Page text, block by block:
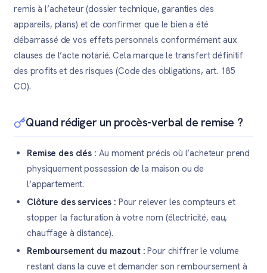
remis à l’acheteur (dossier technique, garanties des
appareils, plans) et de confirmer que le bien a été
débarrassé de vos effets personnels conformément aux
clauses de l’acte notarié. Cela marque le transfert définitif
des profits et des risques (Code des obligations, art. 185
CO).
Quand rédiger un procès-verbal de remise ?
Remise des clés : Au moment précis où l’acheteur prend
physiquement possession de la maison ou de
l’appartement.
Clôture des services : Pour relever les compteurs et
stopper la facturation à votre nom (électricité, eau,
chauffage à distance).
Remboursement du mazout : Pour chiffrer le volume
restant dans la cuve et demander son remboursement à